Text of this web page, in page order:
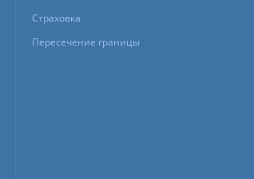
Страховка
Пересечение границы